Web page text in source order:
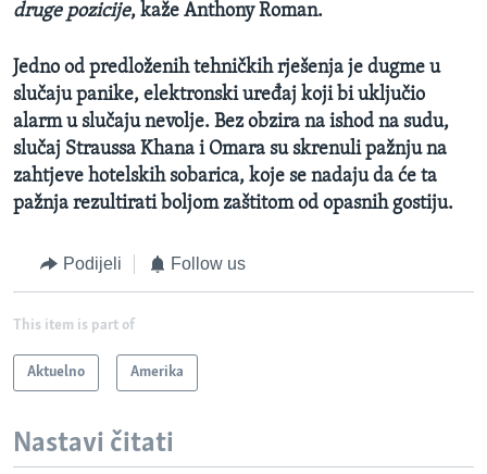
druge pozicije, kaže Anthony Roman.
Jedno od predloženih tehničkih rješenja je dugme u
slučaju panike, elektronski uređaj koji bi uključio
alarm u slučaju nevolje. Bez obzira na ishod na sudu,
slučaj Straussa Khana i Omara su skrenuli pažnju na
zahtjeve hotelskih sobarica, koje se nadaju da će ta
pažnja rezultirati boljom zaštitom od opasnih gostiju.
Podijeli Follow us
This item is part of
Aktuelno Amerika
Nastavi čitati